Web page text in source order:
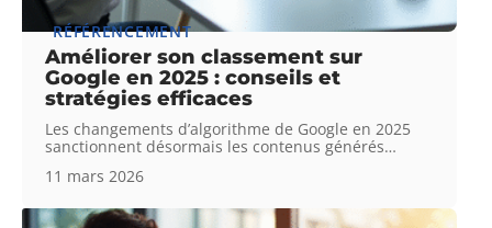
RÉFÉRENCEMENT
Améliorer son classement sur
Google en 2025 : conseils et
stratégies efficaces
Les changements d’algorithme de Google en 2025
sanctionnent désormais les contenus générés…
11 mars 2026